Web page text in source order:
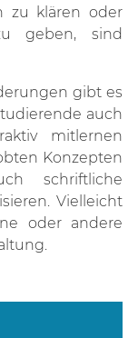
zu klären oder
geben, sind
gibt es
auch
mitlernen
Konzepten
schriftliche
Vielleicht
oder andere